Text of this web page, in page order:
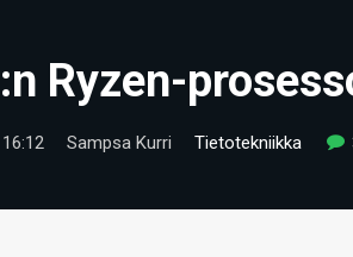
Ryzen-
Sampsa Kurri Tietotekniikka